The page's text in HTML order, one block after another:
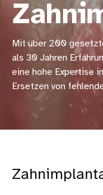
Mit über 200
als 30 Jahren
eine hohe Expertise
Ersetzen von